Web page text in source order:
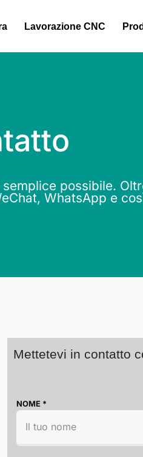
Lavorazione CNC
possibile.
WhatsApp e
Mettetevi in contatto
NOME *